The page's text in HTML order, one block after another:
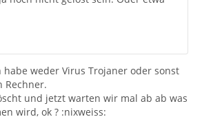
habe weder Virus Trojaner oder sonst
Rechner.
und jetzt warten wir mal ab ab was
wird, ok ? :nixweiss: